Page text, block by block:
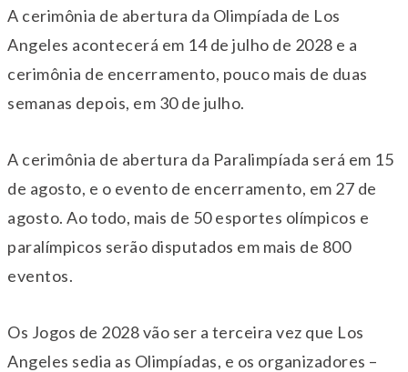
A cerimônia de abertura da Olimpíada de Los
Angeles acontecerá em 14 de julho de 2028 e a
cerimônia de encerramento, pouco mais de duas
semanas depois, em 30 de julho.
A cerimônia de abertura da Paralimpíada será em 15
de agosto, e o evento de encerramento, em 27 de
agosto. Ao todo, mais de 50 esportes olímpicos e
paralímpicos serão disputados em mais de 800
eventos.
Os Jogos de 2028 vão ser a terceira vez que Los
Angeles sedia as Olimpíadas, e os organizadores –